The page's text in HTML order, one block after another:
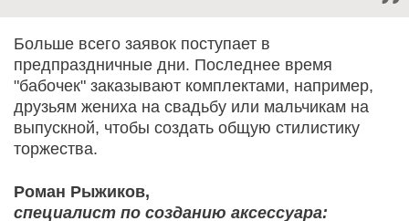
Больше всего заявок поступает в
предпраздничные дни. Последнее время
"бабочек" заказывают комплектами, например,
друзьям жениха на свадьбу или мальчикам на
выпускной, чтобы создать общую стилистику
торжества.
Роман Рыжиков,
специалист по созданию аксессуара: